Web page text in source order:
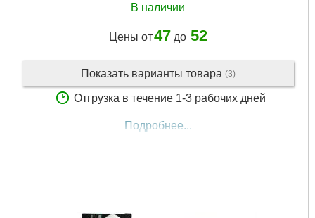
В наличии
Цены от47 до 52
Показать варианты товара (3)
Отгрузка в течение 1-3 рабочих дней
Подробнее...